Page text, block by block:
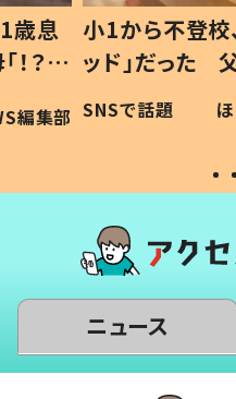
歳息
？」
編集部
小1から不登校
ッド」だった
作り続ける理
#令和の子
SNSで話題
ニュース